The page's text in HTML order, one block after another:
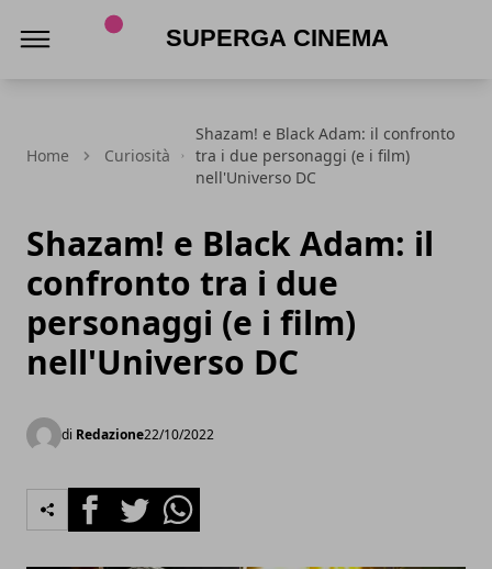
Home Curiosità
Shazam! e Black Adam: il confronto
tra i due personaggi (e i film)
nell'Universo DC
Shazam! e Black Adam: il
confronto tra i due
personaggi (e i film)
nell'Universo DC
di Redazione22/10/2022
FacebookTwitterWhatsapp